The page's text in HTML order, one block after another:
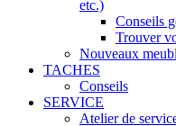
etc.)
Conseils
Trouver
Nouveaux
TACHES
Conseils
SERVICE
Atelier de